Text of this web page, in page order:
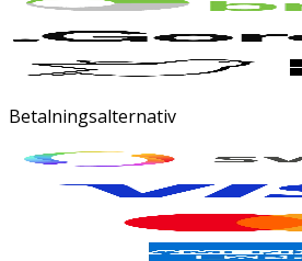
Betalningsalternativ